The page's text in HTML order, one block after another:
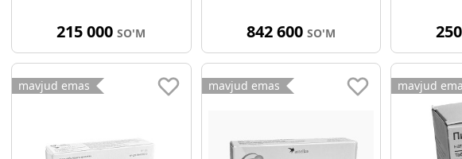
215 000SO'M 842 600 SO'M
mavjud emas mavjud emas mavjud